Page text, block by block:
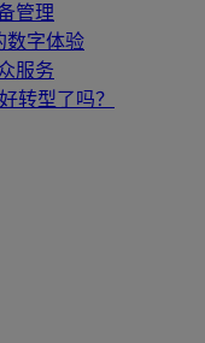
管理
数字体验
服务
转型了吗？